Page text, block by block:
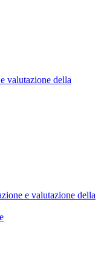
valutazione della
e valutazione della